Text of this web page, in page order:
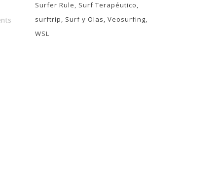
Surfer Rule
Surf Terapéutico
surftrip
Surf y Olas Veosurfing
WSL